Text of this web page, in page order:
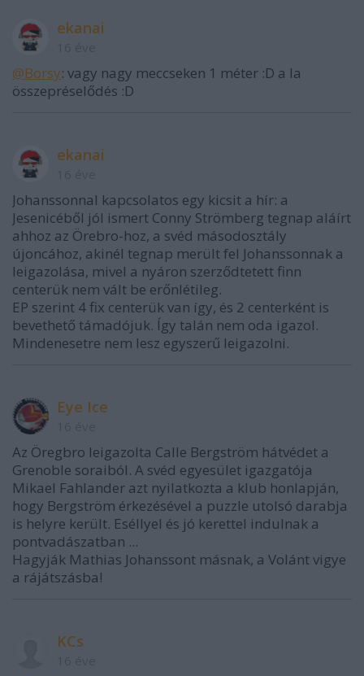
ekanai
@Borsy: vagy nagy meccseken 1 méter :D a la
összepréselődés :D
ekanai
Johanssonnal kapcsolatos egy kicsit a hír: a
Jesenicéből jól ismert Conny Strömberg tegnap aláírt
ahhoz az Örebro-hoz, a svéd másodosztály
újoncához, akinél tegnap merült fel Johanssonnak a
leigazolása, mivel a nyáron szerződtetett finn
centerük nem vált be erőnlétileg.
EP szerint 4 fix centerük van így, és 2 centerként is
bevethető támadójuk. Így talán nem oda igazol.
Mindenesetre nem lesz egyszerű leigazolni.
Eye Ice
Az Öregbro leigazolta Calle Bergström hátvédet a
Grenoble soraiból. A svéd egyesület igazgatója
Mikael Fahlander azt nyilatkozta a klub honlapján,
hogy Bergström érkezésével a puzzle utolsó darabja
is helyre került. Eséllyel és jó kerettel indulnak a
pontvadászatban ...
Hagyják Mathias Johanssont másnak, a Volánt vigye
a rájátszásba!
KCs